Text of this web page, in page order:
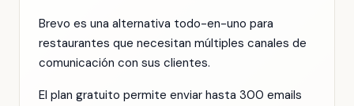
Brevo es una alternativa todo-en-uno para
restaurantes que necesitan múltiples canales de
comunicación con sus clientes.
El plan gratuito permite enviar hasta 300 emails